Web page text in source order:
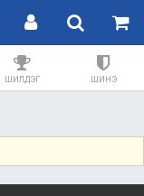
ШИЛДЭГ ШИНЭ